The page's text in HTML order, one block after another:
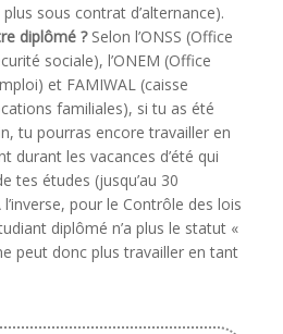
plus sous contrat d’alternance).
diplômé ?Selon l’ONSS (Office
sociale), l’ONEM (Office
et FAMIWAL (caisse
familiales), si tu as été
tu pourras encore travailler en
durant les vacances d’été qui
tes études (jusqu’au 30
pour le Contrôle des lois
diplômé n’a plus le statut «
peut donc plus travailler en tant